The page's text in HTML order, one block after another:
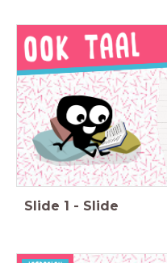
Slide 1 - Slide